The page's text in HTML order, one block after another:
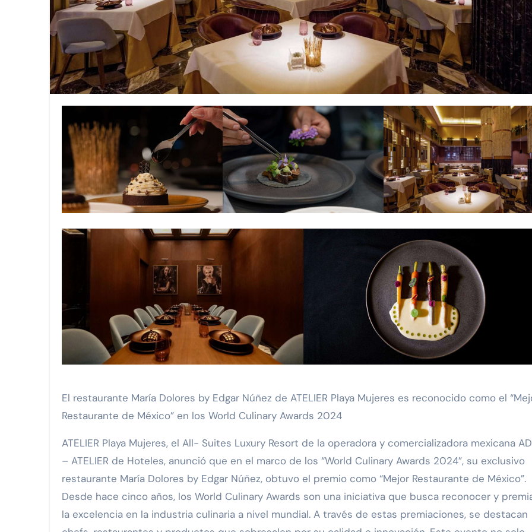
Llénate de sabor, cultura y tradición en el Segundo Encuentro de Cocineras Tradicionales en
Más de 500 líderes de más de 50 países y territorios asisten al 56.º Foro Global de
Innovación y crecimiento: “Consolid y WTS unidos por el futuro del turismo” //PASAJERO A
Iberostar y Redexis activan la primera pila de combustible de hidrógeno verde en un hotel
Visit Oakland dio a conocer los resultados turísticos de 2025 en IMPACT 510: El Día del
Celebra Lufthansa 60 años de servicio en la Ciudad de México
Regresa la Feria Nacional del Sombrero (FENS), símbolo vivo de la mexicanidad
CONEXSTUR CONSOLIDA ALIANZAS Y REFUERZA LA PROVEEDURÍA EN EL TIANGUIS
Viva continúa fortaleciendo la conectividad de la ciudad de México (AIFA) con dos nuevas
Viva se prepara para la justa mundialista reforzando su conectividad internacional en
MGC Servicios Turísticos: 32 años creando viajes en un mundo que cambió//PASAJERO A
Viva anuncia la nueva ruta Manzanillo – Ciudad de México (AIFA)
FIRMA DE CONVENIO DE COLABORACIÓN ENTRE SUSTAINABLE & SOCIAL TOURISM
GrupoBD refrenda su liderazgo organizacional al formar parte de Súper Empresas 2026
WTS y el Respaldo Consolidador: La Solución Integral para Agencias y Empresas en LatAm
El restaurante María Dolores by Edgar Núñez de ATELIER Playa Mujeres es reconocido como el “Mejor
Restaurante de México” en los World Culinary Awards 2024
ATELIER Playa Mujeres, el All- Suites Luxury Resort de la operadora y comercializadora mexicana
– ATELIER de Hoteles, anunció que en el marco de los “World Culinary Awards 2024”, su exclusivo
restaurante María Dolores by Edgar Núñez, obtuvo el premio como “Mejor Restaurante de México”.
Desde hace cinco años, los World Culinary Awards son una iniciativa que busca reconocer y
la excelencia en la industria culinaria a nivel mundial. A través de estas premiaciones, se destacan